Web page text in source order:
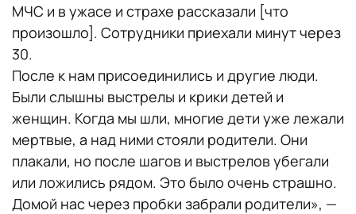
МЧС и в ужасе и страхе рассказали [что
произошло]. Сотрудники приехали минут через
30.
После к нам присоединились и другие люди.
Были слышны выстрелы и крики детей и
женщин. Когда мы шли, многие дети уже лежали
мертвые, а над ними стояли родители. Они
плакали, но после шагов и выстрелов убегали
или ложились рядом. Это было очень страшно.
Домой нас через пробки забрали родители», —